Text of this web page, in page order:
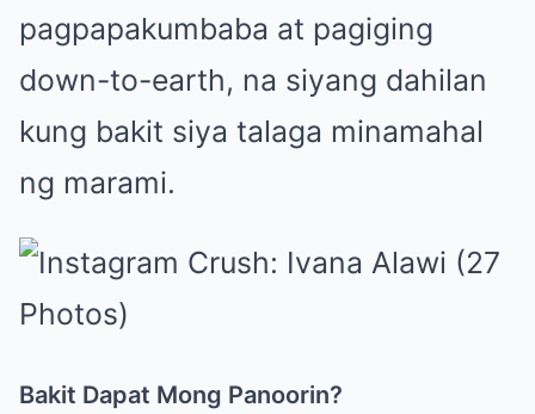
pagpapakumbaba at pagiging
down-to-earth, na siyang dahilan
kung bakit siya talaga minamahal
ng marami.
Bakit Dapat Mong Panoorin?